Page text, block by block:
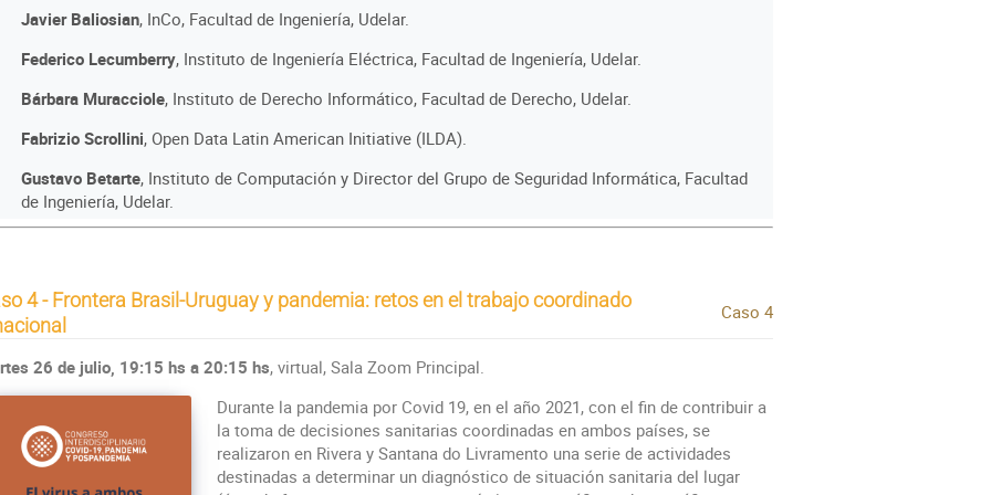
Javier Baliosian, InCo, Facultad de Ingeniería, Udelar.
Federico Lecumberry, Instituto de Ingeniería Eléctrica, Facultad de Ingeniería, Udelar.
Bárbara Muracciole, Instituto de Derecho Informático, Facultad de Derecho, Udelar.
Fabrizio Scrollini, Open Data Latin American Initiative (ILDA).
Gustavo Betarte, Instituto de Computación y Director del Grupo de Seguridad Informática, Facultad
de Ingeniería, Udelar.
4 - Frontera Brasil-Uruguay y pandemia: retos en el trabajo coordinado
Caso 4
26 de julio, 19:15 hs a 20:15 hs, virtual, Sala Zoom Principal.
Durante la pandemia por Covid 19, en el año 2021, con el fin de contribuir a
la toma de decisiones sanitarias coordinadas en ambos países, se
realizaron en Rivera y Santana do Livramento una serie de actividades
destinadas a determinar un diagnóstico de situación sanitaria del lugar